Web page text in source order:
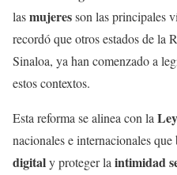
lasmujeresson las principales
recordó que otros estados de la
Sinaloa, ya han comenzado a
estos contextos.
Esta reforma se alinea con la
nacionales e internacionales
digitaly proteger laintimidad